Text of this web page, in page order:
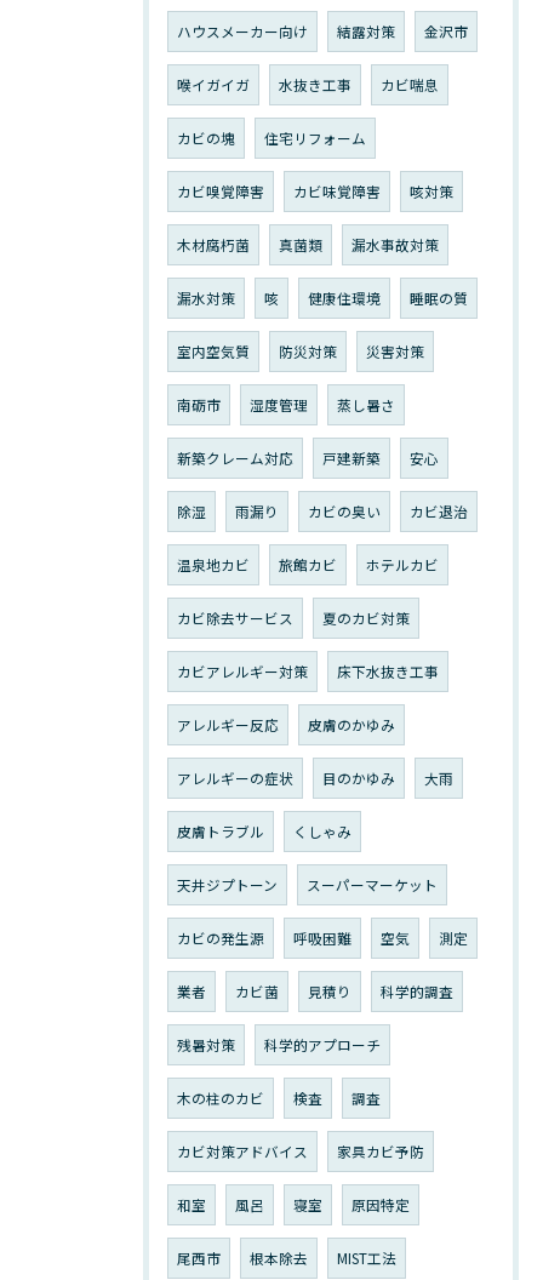
ハウスメーカー向け 結露対策 金沢市
喉イガイガ 水抜き工事 カビ喘息
カビの塊 住宅リフォーム
カビ嗅覚障害 カビ味覚障害 咳対策
木材腐朽菌 真菌類 漏水事故対策
漏水対策 咳 健康住環境 睡眠の質
室内空気質 防災対策 災害対策
南砺市 湿度管理 蒸し暑さ
新築クレーム対応 戸建新築 安心
除湿 雨漏り カビの臭い カビ退治
温泉地カビ 旅館カビ ホテルカビ
カビ除去サービス 夏のカビ対策
カビアレルギー対策 床下水抜き工事
アレルギー反応 皮膚のかゆみ
アレルギーの症状 目のかゆみ 大雨
皮膚トラブル くしゃみ
天井ジプトーン スーパーマーケット
カビの発生源 呼吸困難 空気 測定
業者 カビ菌 見積り 科学的調査
残暑対策 科学的アプローチ
木の柱のカビ 検査 調査
カビ対策アドバイス 家具カビ予防
和室 風呂 寝室 原因特定
尾西市 根本除去 MIST工法